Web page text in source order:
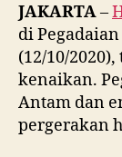
JAKARTA–
di
(12/10/
kenaikan.
Antam dan
pergerakan